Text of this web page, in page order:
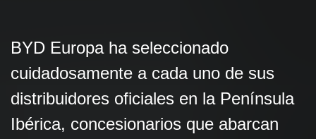
BYD Europa ha seleccionado
cuidadosamente a cada uno de sus
distribuidores oficiales en la Península
Ibérica, concesionarios que abarcan